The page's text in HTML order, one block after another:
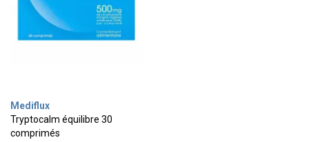
Mediflux
Tryptocalm équilibre 30
comprimés